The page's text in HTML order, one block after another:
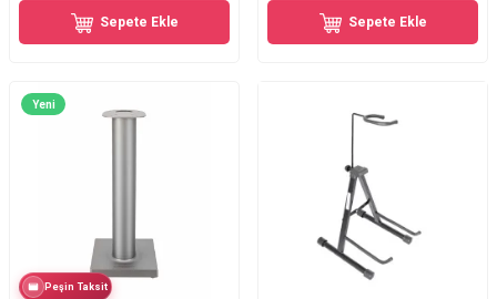
Sepete Ekle Sepete Ekle
Yeni
Peşin Taksit